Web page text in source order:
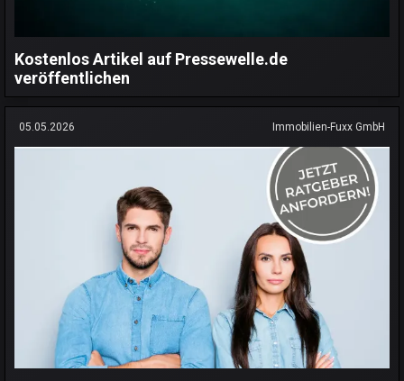
Kostenlos Artikel auf Pressewelle.de
veröffentlichen
05.05.2026 Immobilien-Fuxx GmbH